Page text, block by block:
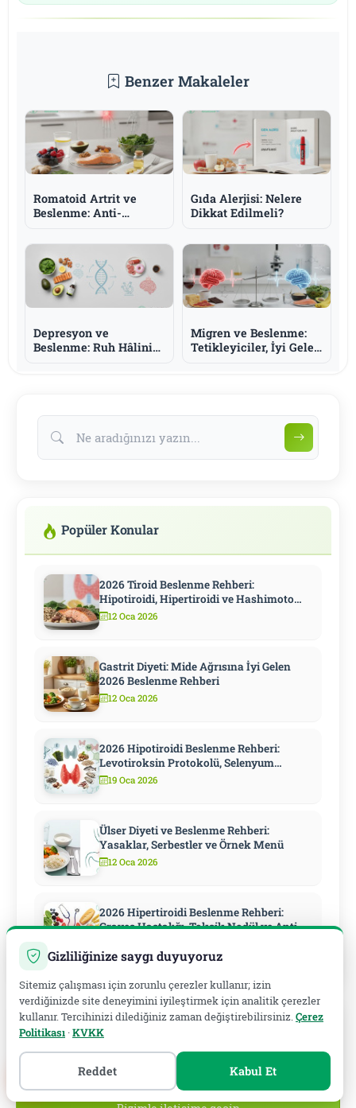
Benzer Makaleler
Romatoid Artrit ve
Beslenme: Anti-
ve Omega-3
Gıda Alerjisi: Nelere
Dikkat Edilmeli?
Depresyon ve
Beslenme: Ruh Hâlini
Migren ve Beslenme:
Tetikleyiciler, İyi Gelen
Popüler Konular
2026 Tiroid Beslenme Rehberi:
Hipotiroidi, Hipertiroidi ve Hashimoto
İçin Kapsamlı Diyet
12 Oca 2026
Gastrit Diyeti: Mide Ağrısına İyi Gelen
2026 Beslenme Rehberi
12 Oca 2026
2026 Hipotiroidi Beslenme Rehberi:
Levotiroksin Protokolü, Selenyum
Stratejisi ve Metabolizmayı Hızlandıran
10 Adım
19 Oca 2026
Ülser Diyeti ve Beslenme Rehberi:
Yasaklar, Serbestler ve Örnek Menü
12 Oca 2026
2026 Hipertiroidi Beslenme Rehberi:
Graves Hastalığı, Toksik Nodül ve Anti-
Haydi Başlayalım!
Gizliliğinize saygı duyuyoruz
Sitemiz çalışması için zorunlu çerezler kullanır; izin
verdiğinizde site deneyimini iyileştirmek için analitik çerezler
kullanır. Tercihinizi dilediğiniz zaman değiştirebilirsiniz.Çerez
Politikası ·KVKK
Reddet Kabul Et